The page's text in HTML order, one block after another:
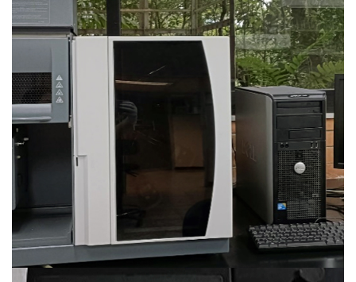
Espectrofotómetro de
absorción atómica.
Modelo FS240